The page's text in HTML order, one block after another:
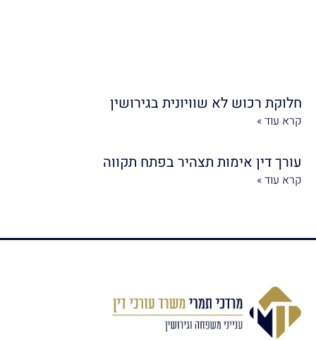
חלוקת רכוש לא שוויונית בגירושין
קרא עוד »
עורך דין אימות תצהיר בפתח תקווה
קרא עוד »